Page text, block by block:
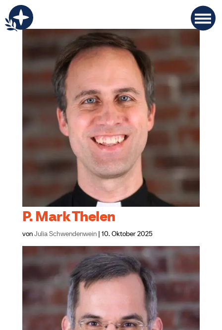
P. Mark Thelen
vonJulia Schwendenwein| 10. Oktober 2025